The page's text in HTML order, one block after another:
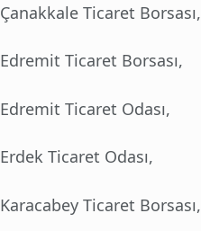
Çanakkale Ticaret Borsası,
Edremit Ticaret Borsası,
Edremit Ticaret Odası,
Erdek Ticaret Odası,
Karacabey Ticaret Borsası,